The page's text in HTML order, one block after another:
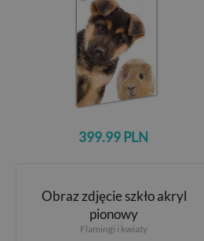
399.99 PLN
Obraz zdjęcie szkło akryl
pionowy
Flamingi i kwiaty